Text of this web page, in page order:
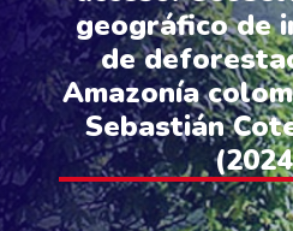
geográfico de
de
Amazonía
Sebastián